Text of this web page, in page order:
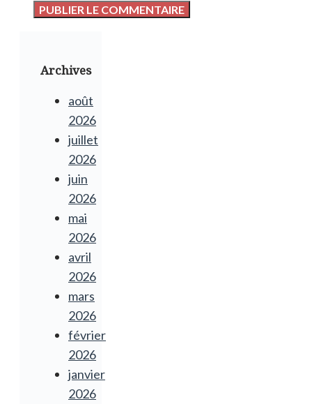
Archives
août
2026
juillet
2026
juin
2026
mai
2026
avril
2026
mars
2026
février
2026
janvier
2026